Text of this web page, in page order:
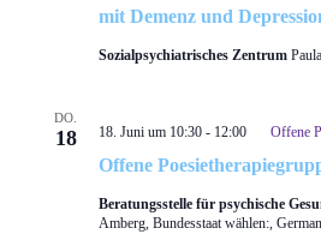
mit Demenz und
Sozialpsychiatrisches Zentrum
DO.
18
Offene
18. Juni um 10:30- 12:00 Offene
Beratungsstelle für psychische
Amberg, Bundesstaat wählen:,